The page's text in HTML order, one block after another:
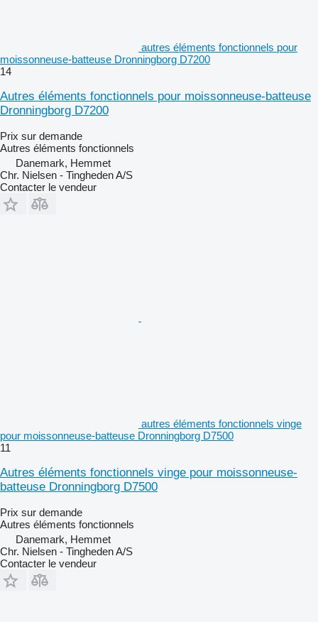
autres éléments fonctionnels pour
moissonneuse-batteuse Dronningborg D7200
14
Autres éléments fonctionnels pour moissonneuse-batteuse
Dronningborg D7200
Prix sur demande
Autres éléments fonctionnels
Danemark, Hemmet
Chr. Nielsen - Tingheden A/S
Contacter le vendeur
autres éléments fonctionnels vinge
pour moissonneuse-batteuse Dronningborg D7500
11
Autres éléments fonctionnels vinge pour moissonneuse-
batteuse Dronningborg D7500
Prix sur demande
Autres éléments fonctionnels
Danemark, Hemmet
Chr. Nielsen - Tingheden A/S
Contacter le vendeur